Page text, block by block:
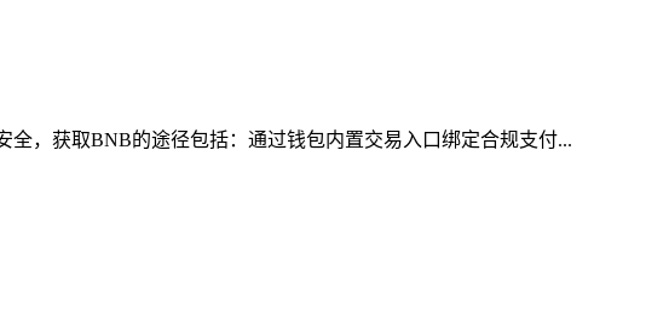
，获取BNB的途径包括：通过钱包内置交易入口绑定合规支付...